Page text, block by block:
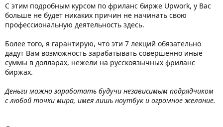
С этим подробным курсом по фриланс бирже Upwork, у Вас
больше не будет никаких причин не начинать свою
профессиональную деятельность здесь.
Более того, я гарантирую, что эти 7 лекций обязательно
дадут Вам возможность зарабатывать совершенно иные
суммы в долларах, нежели на русскоязычных фриланс
биржах.
Деньги можно заработать будучи независимым подрядчиком
с любой точки мира, имея лишь ноутбук и огромное желание.